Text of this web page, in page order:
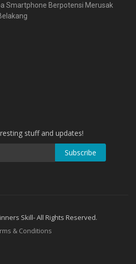
Smartphone Berpotensi Merusak
stuff and updates!
Subscribe
Skill- All Rights Reserved.
& Conditions